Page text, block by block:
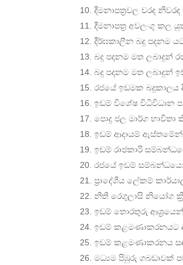
දීමනාපත්‍රවල වරද නිවරද
දීමනාපත්‍ර අවලංගු කල
දීර්ඝකාලීන බදු පදනම
බදු පදනම මත ලබාදුන්
බදු පදනම මත ලබාදුන්
රජයේ ඉඩමක බදුකාලය
ඉඩම් විශේෂ විධිවිධාන
පොදු ජල මාර්ග
ඉඩම් ආදායම්
ඉඩම් රාජකාරි
රජයේ ඉඩම්
ප්‍රාදේශීය ලේකම්
නිති රෙගුලාසි නියෝග
ඉඩම් තොරතුරු ආශ්‍රයෙන්
ඉඩම් කළමණාකරනයට
ඉඩම් කළමණාකරනය
මධ්‍යම පිඹුරු ගබඩාවක්